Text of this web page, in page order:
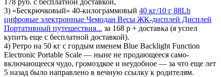
3) «Бескрючковый» 40-килограммовый 40 кг/10 г 88Lb
цифровые электронные Чемодан Весы ЖК-дисплей Дисплей
Портативный путешествия... за 168 р + доставка (я успел
купить еще с бесплатной доставкой).
4) Ретро на 50 кг с гордым именем Blue Backlight Function
Electronic Portable Scale — ныне не продающееся само-
включающееся чудо, громоздкое и неудобное — за что еще лет
5 назад было направлено в вечную ссылку к родителям.